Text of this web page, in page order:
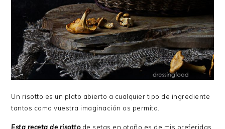
Un risotto es un plato abierto a cualquier tipo de ingrediente
tantos como vuestra imaginación os permita.
Esta receta de risottode setas en otoño es de mis preferidas,